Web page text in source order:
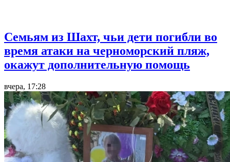
Семьям из Шахт, чьи дети погибли во
время атаки на черноморский пляж,
окажут дополнительную помощь
вчера, 17:28